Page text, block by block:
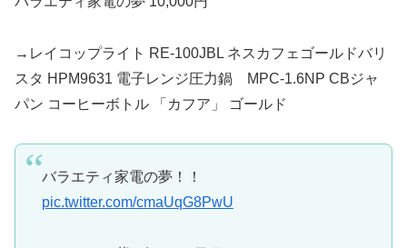
→レイコップライト RE-100JBL ネスカフェゴールドバリ
スタ HPM9631 電子レンジ圧力鍋 MPC-1.6NP CBジャ
パン コーヒーボトル 「カフア」 ゴールド
バラエティ家電の夢！！
pic.twitter.com/cmaUqG8PwU